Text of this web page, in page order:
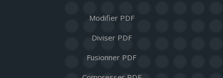
Modifier PDF
Diviser PDF
Fusionner PDF